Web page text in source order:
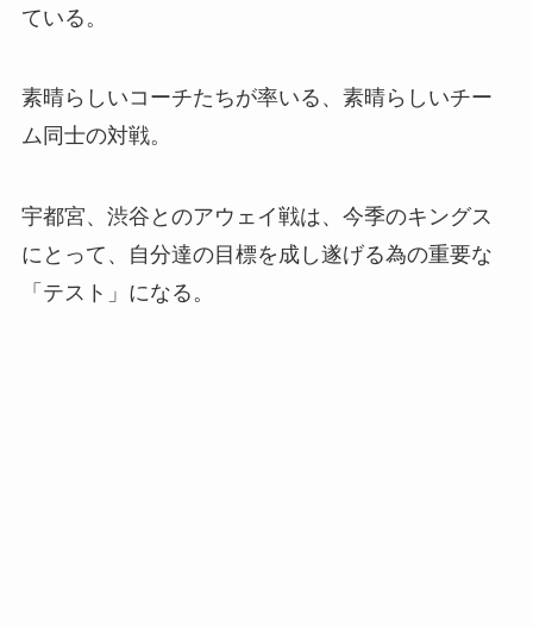
ている。
素晴らしいコーチたちが率いる、素晴らしいチー
ム同士の対戦。
宇都宮、渋谷とのアウェイ戦は、今季のキングス
にとって、自分達の目標を成し遂げる為の重要な
「テスト」になる。